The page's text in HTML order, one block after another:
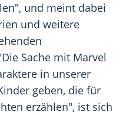
und meint dabei
und weitere
Sache mit Marvel
in unserer
geben, die für
erzählen", ist sich